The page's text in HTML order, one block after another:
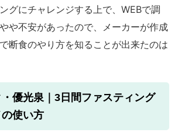
グにチャレンジする上で、WEBで調
や不安があったので、メーカーが作成
断食のやり方を知ることが出来たのは
優光泉｜3日間ファスティング
使い方